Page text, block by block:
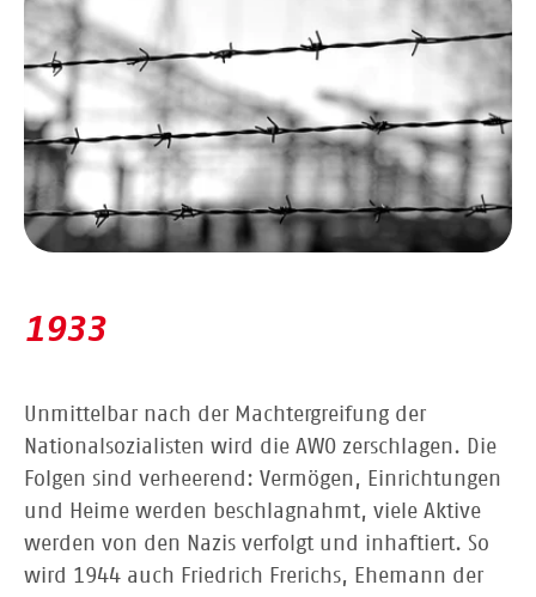
1933
Unmittelbar nach der Machtergreifung der
Nationalsozialisten wird die AWO zerschlagen. Die
Folgen sind verheerend: Vermögen, Einrichtungen
und Heime werden beschlagnahmt, viele Aktive
werden von den Nazis verfolgt und inhaftiert. So
wird 1944 auch Friedrich Frerichs, Ehemann der